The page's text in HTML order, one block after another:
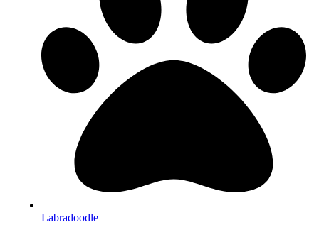
Labradoodle